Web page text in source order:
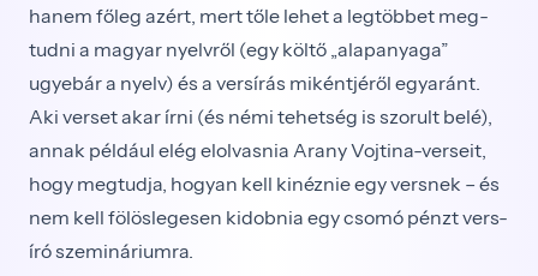
hanem főleg azért, mert tőle lehet a legtöbbet meg­
tudni a magyar nyelvről (egy költő „alapanyaga”
ugyebár a nyelv) és a versírás mikéntjéről egyaránt.
Aki verset akar írni (és némi tehetség is szorult belé),
annak például elég elolvasnia Arany Vojtina-verseit,
hogy megtudja, hogyan kell kinéznie egy versnek – és
nem kell fölöslegesen kidobnia egy csomó pénzt vers-
író szemináriumra.